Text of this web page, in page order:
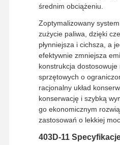
średnim obciążeniu.
Zoptymalizowany
zużycie paliwa, dzięki
płynniejsza i cichsza, a
efektywnie zmniejsza
konstrukcja dostosowuje
sprzętowych o
racjonalny układ
konserwację i szybką
go ekonomicznym
zastosowań o lekkiej
403D-11